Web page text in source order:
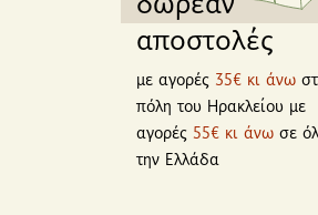
αποστολές
με αγορές 35€ κι άνω
πόλη του Ηρακλείου με
αγορές 55€ κι άνω σε
την Ελλάδα